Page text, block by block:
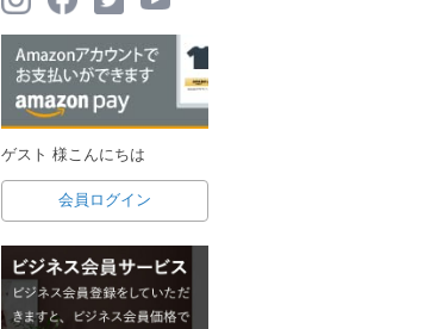
ゲスト 様こんにちは
会員ログイン